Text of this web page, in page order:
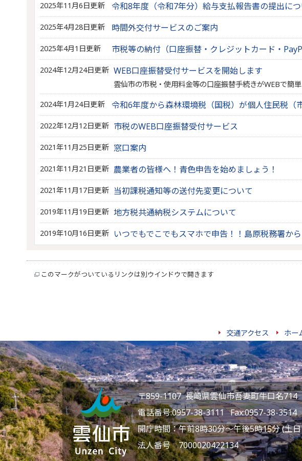
2025年11月6日更新 令和8年度（令和7年分）給与支払報告書の提出に
2025年4月28日更新 時間外交付サービスのご案内
2025年4月1日更新 市税等の納付（口座振替・クレジットカード・
2024年12月24日更新 WEB口座振替受付サービスを開始します
雲仙市の市税・使用料金等の口座振替手続きがWEBで簡
2024年1月24日更新 令和6年度から森林環境税（国税）が個人住民税（
2022年12月12日更新 市税のWEB口座振替受付サービス
2021年11月25日更新 窓口案内
2021年11月21日更新 農業者の皆様へ！青色申告を始めましょう！
2021年11月17日更新 当初課税通知等の送付先変更について
2019年11月19日更新 地方税共通納税システムについて
2019年10月16日更新 いつでもでこでもスマホで申告！！島原税務署か
このマークがついているリンクは別ウインドウで開きます
交通アクセス ホー
〒859-1107 長崎県雲仙市吾妻町牛口名714
電話番号:0957-38-3111Fax:0957-38-3514
開庁時間：午前8時30分～午後5時15分 (土
法人番号 7000020422134